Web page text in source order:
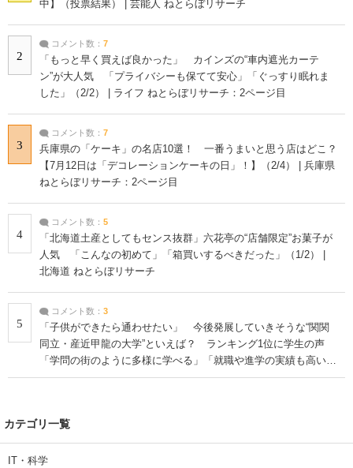
中】（投票結果） | 芸能人 ねとらぼリサーチ
2
コメント数： 7
「もっと早く買えば良かった」 カインズの“車内遮光カーテ
ン”が大人気 「プライバシーも保てて安心」「ぐっすり眠れま
した」（2/2） | ライフ ねとらぼリサーチ：2ページ目
3
コメント数： 7
兵庫県の「ケーキ」の名店10選！ 一番うまいと思う店はどこ？
【7月12日は「デコレーションケーキの日」！】（2/4） | 兵庫県
ねとらぼリサーチ：2ページ目
4
コメント数： 5
「北海道土産としてもセンス抜群」六花亭の“店舗限定”お菓子が
人気 「こんなの初めて」「箱買いするべきだった」（1/2） |
北海道 ねとらぼリサーチ
5
コメント数： 3
「子供ができたら通わせたい」 今後発展していきそうな“関関
同立・産近甲龍の大学”といえば？ ランキング1位に学生の声
「学問の街のように多様に学べる」「就職や進学の実績も高い」
| 大学 ねとらぼリサーチ
カテゴリ一覧
IT・科学